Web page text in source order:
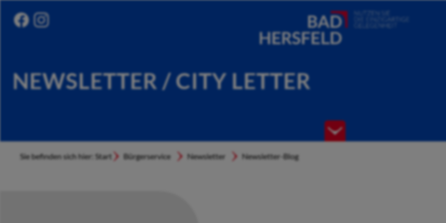
NEWSLETTER / CITY LETTER
Sie befinden sich hier: Start Bürgerservice Newsletter Newsletter-Blog